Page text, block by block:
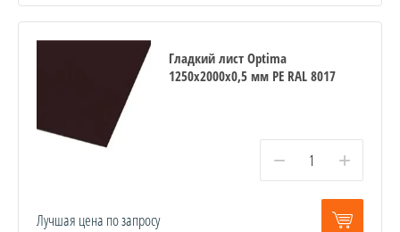
Гладкий лист Optima
1250х2000х0,5 мм PE RAL 8017
− +
Лучшая цена по запросу